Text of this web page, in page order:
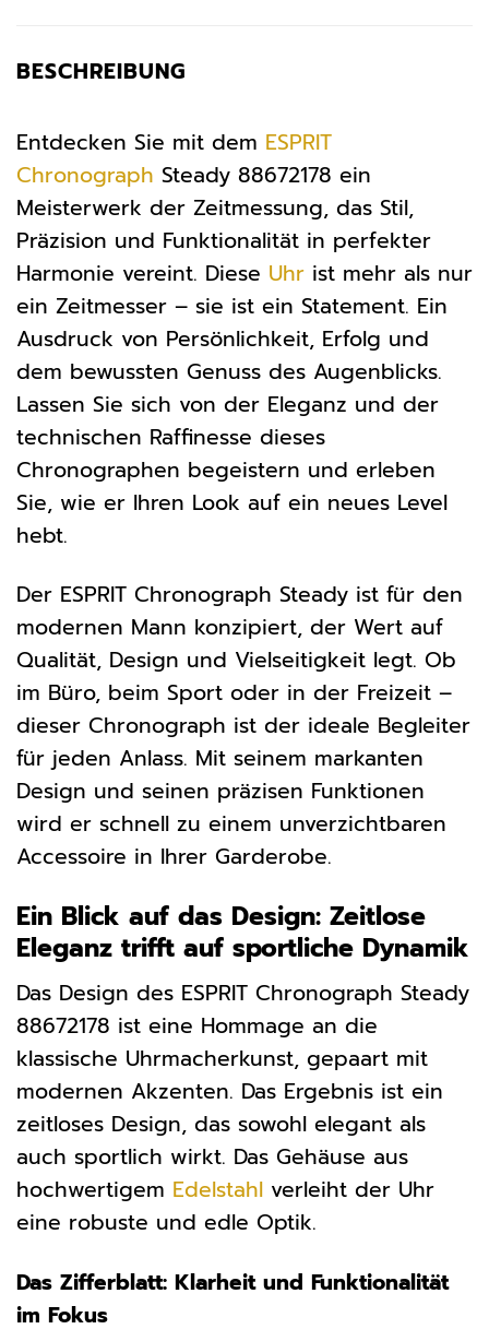
BESCHREIBUNG
Entdecken Sie mit dem ESPRIT
Chronograph Steady 88672178 ein
Meisterwerk der Zeitmessung, das Stil,
Präzision und Funktionalität in perfekter
Harmonie vereint. Diese Uhr ist mehr als nur
ein Zeitmesser – sie ist ein Statement. Ein
Ausdruck von Persönlichkeit, Erfolg und
dem bewussten Genuss des Augenblicks.
Lassen Sie sich von der Eleganz und der
technischen Raffinesse dieses
Chronographen begeistern und erleben
Sie, wie er Ihren Look auf ein neues Level
hebt.
Der ESPRIT Chronograph Steady ist für den
modernen Mann konzipiert, der Wert auf
Qualität, Design und Vielseitigkeit legt. Ob
im Büro, beim Sport oder in der Freizeit –
dieser Chronograph ist der ideale Begleiter
für jeden Anlass. Mit seinem markanten
Design und seinen präzisen Funktionen
wird er schnell zu einem unverzichtbaren
Accessoire in Ihrer Garderobe.
Ein Blick auf das Design: Zeitlose
Eleganz trifft auf sportliche Dynamik
Das Design des ESPRIT Chronograph Steady
88672178 ist eine Hommage an die
klassische Uhrmacherkunst, gepaart mit
modernen Akzenten. Das Ergebnis ist ein
zeitloses Design, das sowohl elegant als
auch sportlich wirkt. Das Gehäuse aus
hochwertigem Edelstahl verleiht der Uhr
eine robuste und edle Optik.
Das Zifferblatt: Klarheit und Funktionalität
im Fokus